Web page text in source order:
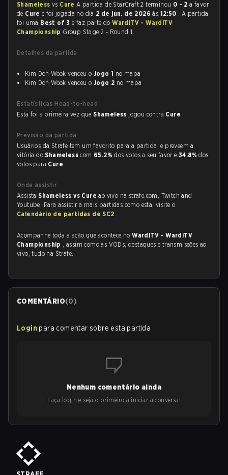
Shameless vs CureA partida de StarCraft 2 terminou 0 - 2 a favor
de Curee foi jogada no dia 2 de jun. de 2026às 12:50 . A partida
foi uma Best of 3e faz parte doWardiTV - WardiTV
Championship Group Stage 2 - Round 1.
Detalhes da partida
Kim Doh Wook venceu o Jogo 1 no mapa
Kim Doh Wook venceu o Jogo 2 no mapa
Estatísticas Head-to-head
Esta foi a primeira vez queShameless jogou contra Cure .
Previsão da partida
Usuários da Strafe tem um favorito para a partida, e preveem a
vitória doShamelesscom 65.2%dos votos a seu favor e34.8%dos
votos para Cure .
Onde assistir
AssistaShameless vs Cureao vivo na strafe.com, Twitch and
Youtube. Para assistir a mais partidas como esta, visite o
Calendário de partidas de SC2 .
Acompanhe toda a ação que acontece noWardiTV - WardiTV
Championship , assim como as VODs, destaques e transmissões ao
vivo, tudo na Strafe.
COMENTÁRIO(0)
Login para comentar sobre esta partida
Nenhum comentário ainda
Faça login e seja o primeiro a iniciar a conversa!